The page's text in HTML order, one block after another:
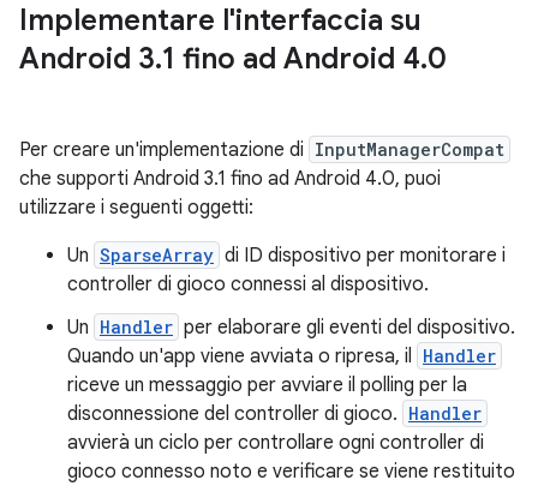
Implementare l'interfaccia su
Android 3.1 fino ad Android 4.0
Per creare un'implementazione di InputManagerCompat
che supporti Android 3.1 fino ad Android 4.0, puoi
utilizzare i seguenti oggetti:
Un SparseArray di ID dispositivo per monitorare i
controller di gioco connessi al dispositivo.
Un Handler per elaborare gli eventi del dispositivo.
Quando un'app viene avviata o ripresa, il
Handler
riceve un messaggio per avviare il polling per la
disconnessione del controller di gioco. Handler
avvierà un ciclo per controllare ogni controller di
gioco connesso noto e verificare se viene restituito